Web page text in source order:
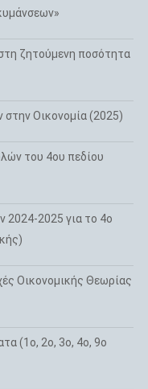
ζητούμενη ποσότητα
Οικονομία (2025)
του 4ου πεδίου
2024-2025 για το 4ο
Οικονομικής Θεωρίας
(1ο, 2ο, 3ο, 4ο, 9ο